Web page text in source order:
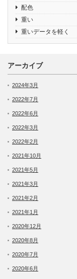
配色
重い
重いデータを軽く
アーカイブ
2024年3月
2022年7月
2022年6月
2022年3月
2022年2月
2021年10月
2021年5月
2021年3月
2021年2月
2021年1月
2020年12月
2020年8月
2020年7月
2020年6月